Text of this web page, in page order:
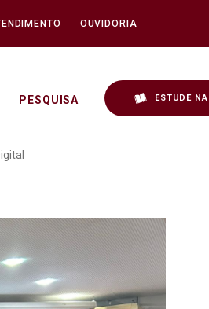
OUVIDORIA
PESQUISA ESTUDE
recebe